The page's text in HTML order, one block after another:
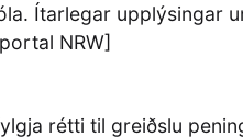
Ítarlegar upplýsingar
NRW]
rétti til greiðslu